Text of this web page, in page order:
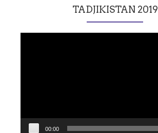
TADJIKISTAN 2019
00:00